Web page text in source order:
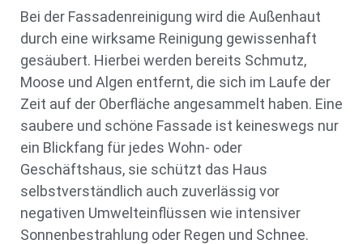
Bei der Fassadenreinigung wird die Außenhaut
durch eine wirksame Reinigung gewissenhaft
gesäubert. Hierbei werden bereits Schmutz,
Moose und Algen entfernt, die sich im Laufe der
Zeit auf der Oberfläche angesammelt haben. Eine
saubere und schöne Fassade ist keineswegs nur
ein Blickfang für jedes Wohn- oder
Geschäftshaus, sie schützt das Haus
selbstverständlich auch zuverlässig vor
negativen Umwelteinflüssen wie intensiver
Sonnenbestrahlung oder Regen und Schnee.